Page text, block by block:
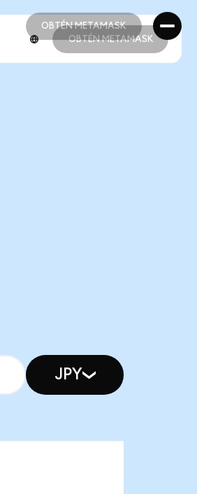
OBTÉN METAMASK
OBTÉN METAMASK
OBTÉN METAMASK
JPY